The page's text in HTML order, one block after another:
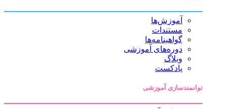
آموزش‌ها
مستندات
گواهینامه‌ها
دوره‌های آموزشی
وبلاگ
پادکست
توانمندسازی آموزشی